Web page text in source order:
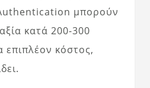
μπορούν
κατά 200-300
επιπλέον κόστος,